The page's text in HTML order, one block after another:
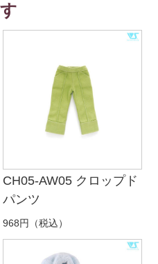
CH05-AW05 クロップド
パンツ
968円（税込）